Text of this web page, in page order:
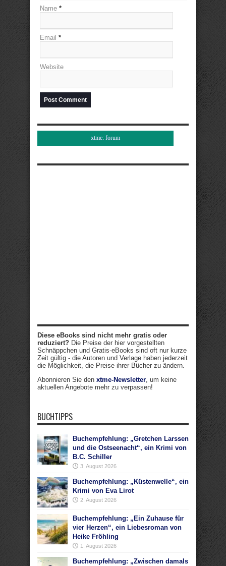
Name *
Email *
Website
xtme: forum
Diese eBooks sind nicht mehr gratis oder
reduziert? Die Preise der hier vorgestellten
Schnäppchen und Gratis-eBooks sind oft nur kurze
Zeit gültig - die Autoren und Verlage haben jederzeit
die Möglichkeit, die Preise ihrer Bücher zu ändern.
Abonnieren Sie den xtme-Newsletter, um keine
aktuellen Angebote mehr zu verpassen!
BUCHTIPPS
Buchempfehlung: „Gretchen Larssen
und die Ostseenacht“, ein Krimi von
B.C. Schiller
3. August 2026
Buchempfehlung: „Küstenwelle“, ein
Krimi von Eva Lirot
2. August 2026
Buchempfehlung: „Ein Zuhause für
vier Herzen“, ein Liebesroman von
Heike Fröhling
1. August 2026
Buchempfehlung: „Zwischen damals